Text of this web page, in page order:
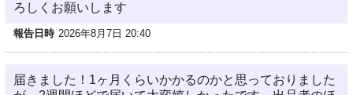
ろしくお願いします
報告日時 2026年8月7日 20:40
届きました！1ヶ月くらいかかるのかと思っておりました